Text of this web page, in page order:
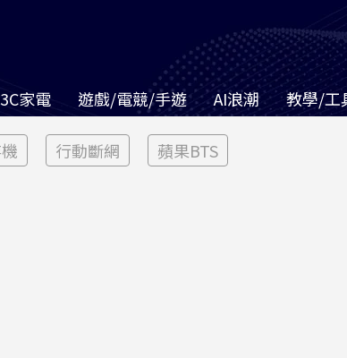
3C家電 遊戲/電競/手遊 AI浪潮 教學/工
行動斷網 蘋果BTS